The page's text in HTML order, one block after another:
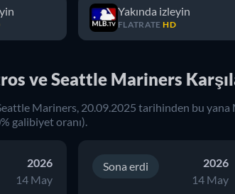
Yakında izleyin
FLATRATE HD
ve Seattle Mariners
Mariners 20.09.2025 tarihinden bu yana
% galibiyet oranı).
2026
14 May
Sona erdi
2026
14 May